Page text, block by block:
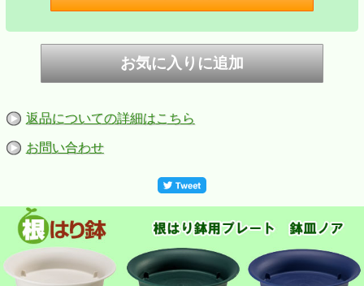
返品についての詳細はこちら
お問い合わせ